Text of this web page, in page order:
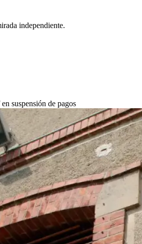
independiente.
suspensión de pagos